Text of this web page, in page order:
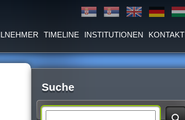
TIMELINE INSTITUTIONEN KONTAKT
Suche